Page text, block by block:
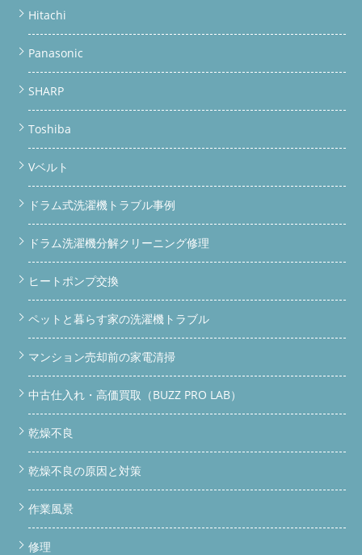
Hitachi
Panasonic
SHARP
Toshiba
Vベルト
ドラム式洗濯機トラブル事例
ドラム洗濯機分解クリーニング修理
ヒートポンプ交換
ペットと暮らす家の洗濯機トラブル
マンション売却前の家電清掃
中古仕入れ・高価買取（BUZZ PRO LAB）
乾燥不良
乾燥不良の原因と対策
作業風景
修理